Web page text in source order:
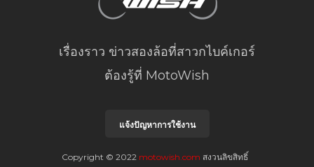
เรื่องราว ข่าวสองล้อที่สาวกไบค์เกอร์
ต้องรู้ที่ MotoWish
แจ้งปัญหาการใช้งาน
Copyright © 2022 motowish.com สงวนลิขสิทธิ์